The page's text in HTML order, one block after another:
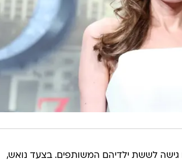
לששת ילדיהם המשותפים. בצעד נואש,